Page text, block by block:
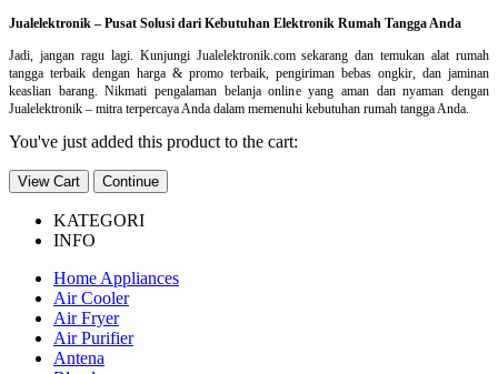
Jualelektronik – Pusat Solusi dari Kebutuhan Elektronik Rumah Tangga Anda
Jadi, jangan ragu lagi. Kunjungi Jualelektronik.com sekarang dan temukan alat rumah
tangga terbaik dengan harga & promo terbaik, pengiriman bebas ongkir, dan jaminan
keaslian barang. Nikmati pengalaman belanja online yang aman dan nyaman dengan
Jualelektronik – mitra terpercaya Anda dalam memenuhi kebutuhan rumah tangga Anda.
You've just added this product to the cart:
View Cart Continue
KATEGORI
INFO
Home Appliances
Air Cooler
Air Fryer
Air Purifier
Antena